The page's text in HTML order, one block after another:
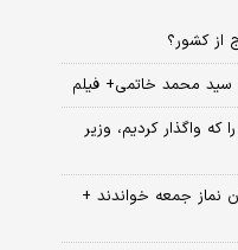
از کشور؟
سید محمد خاتمی+ فیلم
واگذار کردیم، وزیر
نماز جمعه خواندند +